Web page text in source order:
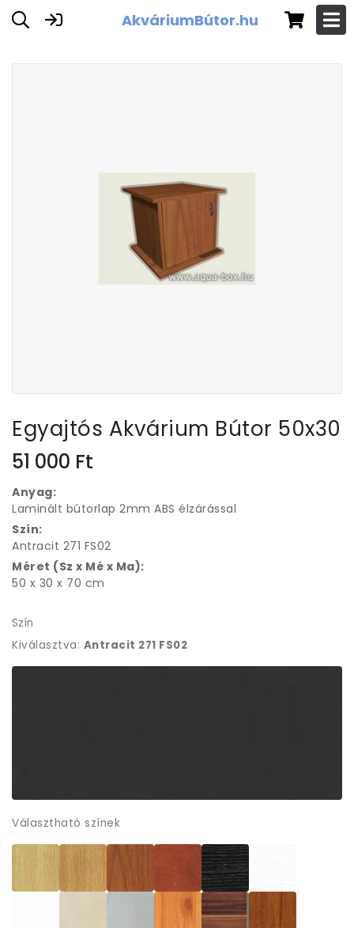
AkváriumBútor.hu
Egyajtós Akvárium Bútor 50x30
51 000 Ft
Anyag:
Laminált bútorlap 2mm ABS élzárással
Szín:
Antracit 271 FS02
Méret (Sz x Mé x Ma):
50 x 30 x 70 cm
Szín
Kiválasztva: Antracit 271 FS02
Választható színek